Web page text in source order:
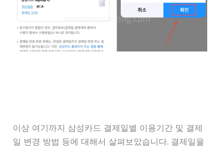
이상 여기까지 삼성카드 결제일별 이용기간 및 결제
일 변경 방법 등에 대해서 살펴보았습니다. 결제일을